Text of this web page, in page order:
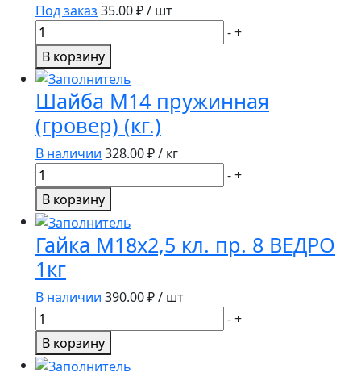
Под заказ 35.00₽ / шт
Количество
товара
Гровер
d33
-+
В корзину
Шайба М14 пружинная
(гровер) (кг.)
В наличии 328.00₽ / кг
Количество
товара
Шайба
М14
пружинная
(гровер)
(кг.)
-+
В корзину
Гайка М18х2,5 кл. пр. 8 ВЕДРО
1кг
В наличии 390.00₽ / шт
Количество
товара
Гайка
-+
В корзину